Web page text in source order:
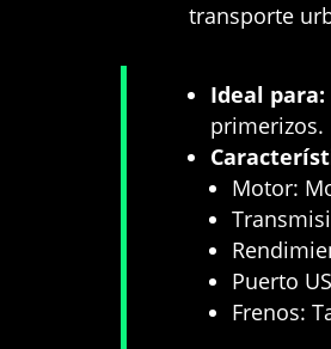
transporte
Ideal para:
primerizos.
Motor:
Puerto
Frenos: